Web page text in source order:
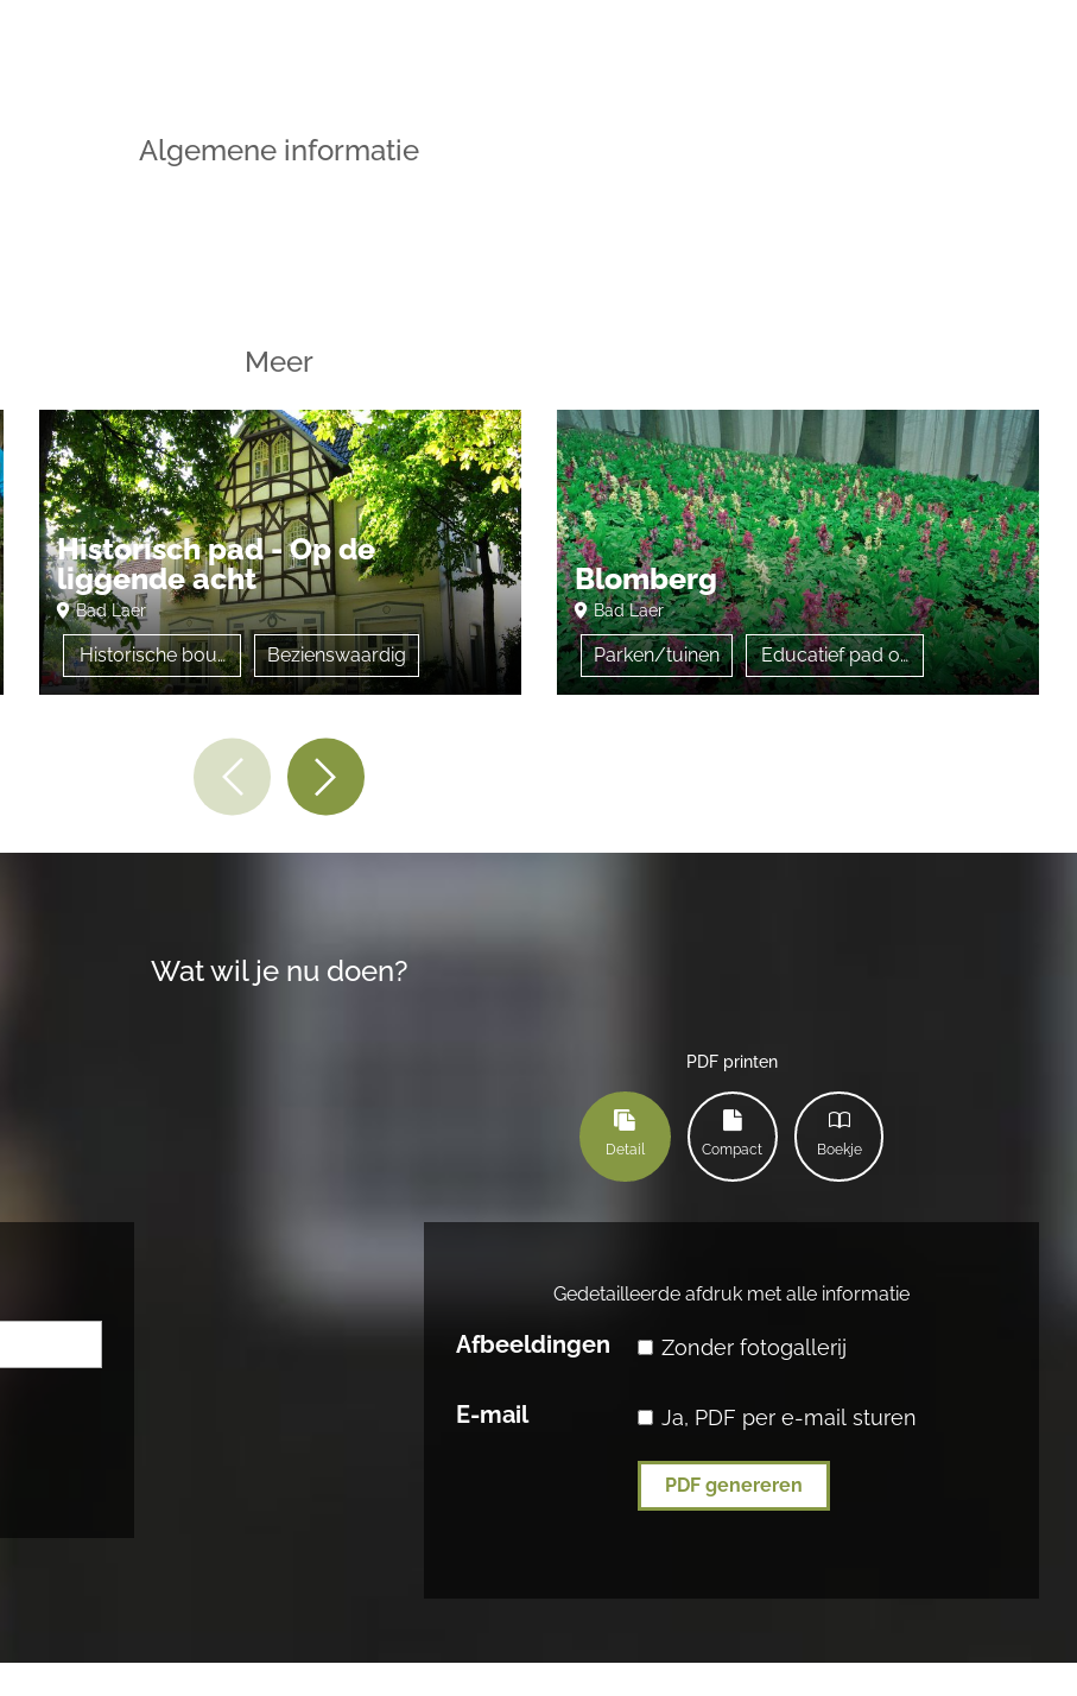
Algemene informatie
Meer
Historisch pad - Op de
liggende acht
Bad Laer
Historische bouwwerkenBezienswaardig
Blomberg
Bad Laer
Parken/tuinen Educatief pad over natuur
Wat wil je nu doen?
PDF printen
Detail Compact Boekje
Gedetailleerde afdruk met alle informatie
Afbeeldingen Zonder fotogallerij
E-mail Ja, PDF per e-mail sturen
PDF genereren